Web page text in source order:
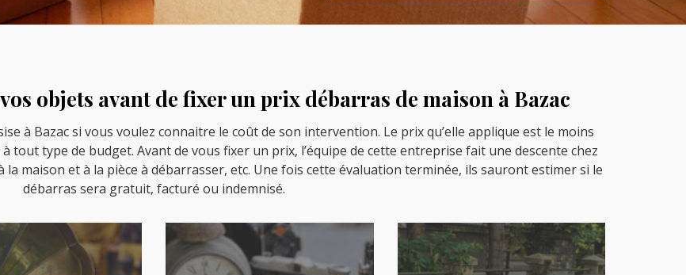
objets avant de fixer un prix débarras de maison à Bazac
à Bazac si vous voulez connaitre le coût de son intervention. Le prix qu’elle applique est le moins
tout type de budget. Avant de vous fixer un prix, l’équipe de cette entreprise fait une descente chez
la maison et à la pièce à débarrasser, etc. Une fois cette évaluation terminée, ils sauront estimer si le
débarras sera gratuit, facturé ou indemnisé.